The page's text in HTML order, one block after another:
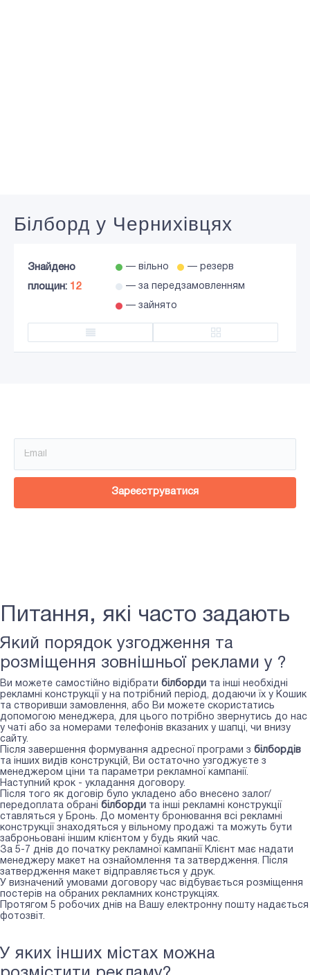
Білборд у Чернихівцях
Знайдено
площин: 12
— вільно — резерв
— за передзамовленням
— зайнято
Додати в кошик
Зареєструватися
Питання, які часто задають
Який порядок узгодження та
розміщення зовнішньої реклами у ?
Ви можете самостійно відібрати білборди та інші необхідні
рекламні конструкції у на потрібний період, додаючи їх у Кошик
та створивши замовлення, або Ви можете скористатись
допомогою менеджера, для цього потрібно звернутись до нас
у чаті або за номерами телефонів вказаних у шапці, чи внизу
сайту.
Після завершення формування адресної програми з білбордів
та інших видів конструкцій, Ви остаточно узгоджуєте з
менеджером ціни та параметри рекламної кампанії.
Наступний крок - укладання договору.
Після того як договір було укладено або внесено залог/
передоплата обрані білборди та інші рекламні конструкції
ставляться у Бронь. До моменту бронювання всі рекламні
конструкції знаходяться у вільному продажі та можуть бути
заброньовані іншим клієнтом у будь який час.
За 5-7 днів до початку рекламної кампанії Клієнт має надати
менеджеру макет на ознайомлення та затвердження. Після
затвердження макет відправляється у друк.
У визначений умовами договору час відбувається розміщення
постерів на обраних рекламних конструкціях.
Протягом 5 робочих днів на Вашу електронну пошту надається
фотозвіт.
У яких інших містах можна